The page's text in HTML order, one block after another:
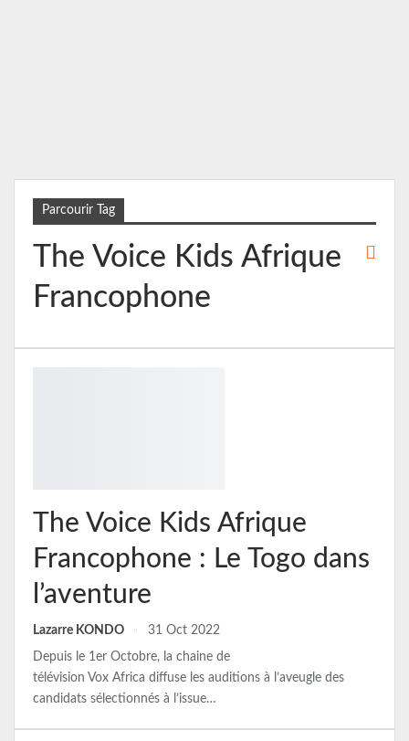
Parcourir Tag
The Voice Kids Afrique
Francophone
The Voice Kids Afrique
Francophone : Le Togo dans
l’aventure
Lazarre KONDO 31 Oct 2022
Depuis le 1er Octobre, la chaine de
télévision Vox Africa diffuse les auditions à l’aveugle des
candidats sélectionnés à l’issue…